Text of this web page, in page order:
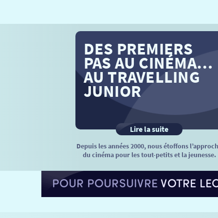
DES PREMIERS
PAS AU CINÉMA…
AU TRAVELLING
JUNIOR
Lire la suite
Depuis les années 2000, nous étoffons
du cinéma pour les tout-petits et la jeunesse.
POUR POURSUIVREVOTRE